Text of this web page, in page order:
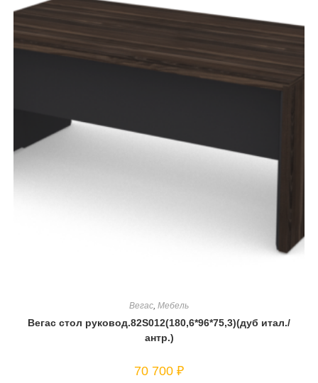
Вегас Мебель
Вегас стол руковод.82S012(180,6*96*75,3)(дуб итал./
антр.)
70 700 ₽